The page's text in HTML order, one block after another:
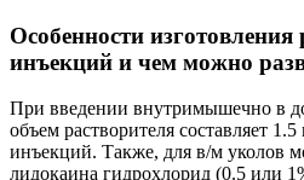
Особенности изготовления
инъекций и чем можно
При введении внутримышечно в
объем растворителя составляет
инъекций. Также, для в/м уколов
лидокаина гидрохлорид (0.5 или